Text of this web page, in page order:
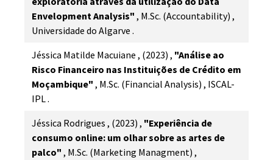
Envelopment Analysis" , M.Sc. (Accountability) ,
Universidade do Algarve .
Jéssica Matilde Macuiane , (2023) , "Análise ao
Risco Financeiro nas Instituições de Crédito em
Moçambique" , M.Sc. (Financial Analysis) , ISCAL-
IPL.
Jéssica Rodrigues , (2023) , "Experiência de
consumo online: um olhar sobre as artes de
palco" , M.Sc. (Marketing Managment) ,